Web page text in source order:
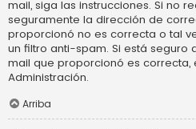
mail, siga las instrucciones. Si no
seguramente la dirección de
proporcionó no es correcta o tal
un filtro anti-spam. Si está
mail que proporcionó es correcta,
Administración.
Arriba